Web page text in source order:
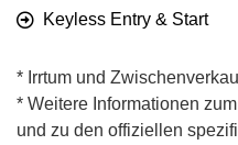
Keyless Entry & Start
* Irrtum und
* Weitere Informationen
und zu den offiziellen